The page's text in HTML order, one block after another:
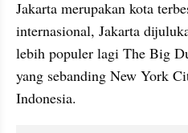
Jakarta merupakan kota
internasional, Jakarta
lebih populer lagi The Big
yang sebanding New York
Indonesia.